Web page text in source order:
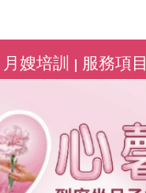
月嫂培訓 服務項目